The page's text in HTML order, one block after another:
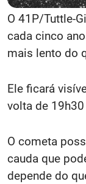
O 41P/Tuttle-
cada cinco
mais lento do
Ele ficará
volta de
O cometa
cauda que
depende do